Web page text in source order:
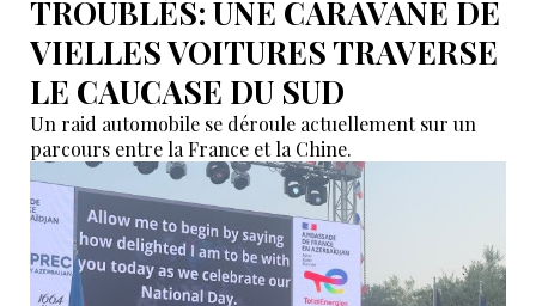
TROUBLÉS: UNE CARAVANE DE
VIELLES VOITURES TRAVERSE
LE CAUCASE DU SUD
Un raid automobile se déroule actuellement sur un
parcours entre la France et la Chine.